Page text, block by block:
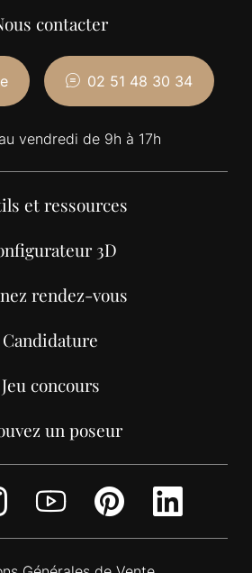
et ressources
3D
rendez-vous
Candidature
Jeu concours
un poseur
contacter
02 51 48 30 34
vendredi de 9h à 17h
Instagram
Youtube
Pinterest